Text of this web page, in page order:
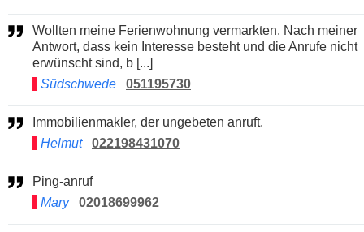
Wollten meine Ferienwohnung vermarkten. Nach meiner
Antwort, dass kein Interesse besteht und die Anrufe nicht
erwünscht sind, b [...]
Südschwede
051195730
Immobilienmakler, der ungebeten anruft.
Helmut
022198431070
Ping-anruf
Mary
02018699962